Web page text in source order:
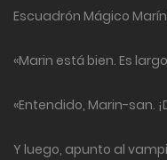
Escuadrón Mágico
«Marin está bien. Es
«Entendido, Marin-san.
Y luego, apunto al